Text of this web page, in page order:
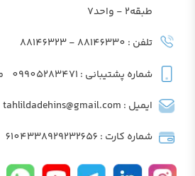
طبقه2 - واحد7
تلفن : 88146330 - 88146323
شماره پشتیبانی : 09905283471
ایمیل : tahlildadehins@gmail.com
شماره کارت : 6104338929232656